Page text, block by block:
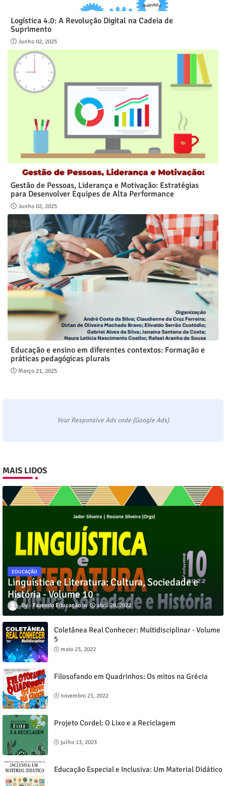
Logística 4.0: A Revolução Digital na Cadeia de
Suprimento
Junho 02, 2025
Gestão de Pessoas, Liderança e Motivação: Estratégias
para Desenvolver Equipes de Alta Performance
Junho 02, 2025
Educação e ensino em diferentes contextos: Formação e
práticas pedagógicas plurais
Março 21, 2025
Your Responsive Ads code (Google Ads)
MAIS LIDOS
EDUCAÇÃO
Linguística e Literatura: Cultura, Sociedade e
História - Volume 10
Fazendo Educação abril 28, 2022
Coletânea Real Conhecer: Multidisciplinar - Volume
5
maio 23, 2022
Filosofando em Quadrinhos: Os mitos na Grécia
novembro 21, 2022
Projeto Cordel: O Lixo e a Reciclagem
julho 13, 2023
Educação Especial e Inclusiva: Um Material Didático